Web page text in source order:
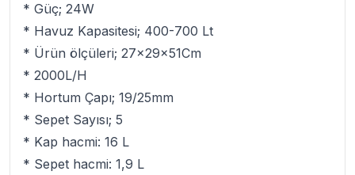
* Güç; 24W
* Havuz Kapasitesi; 400-700 Lt
* Ürün ölçüleri; 27x29x51Cm
* 2000L/H
* Hortum Çapı; 19/25mm
* Sepet Sayısı; 5
* Kap hacmi: 16 L
* Sepet hacmi: 1,9 L